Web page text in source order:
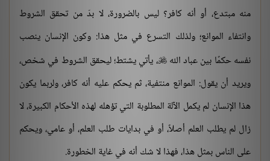
منه مبتدع، أو أنه كافر؟ ليس بالضرورة، لا بدّ من تحقق الشروط
وانتفاء الموانع؛ ولذلك التسرع في مثل هذا: وكون الإنسان ينصب
نفسه حكمًا بين عباد الله، يأتي يشتط؛ ليحقق الشروط في شخص،
ويريد أن يقول: الموانع منتفية، ثم يحكم عليه أنه كافر، ولربما يكون
هذا الإنسان لم يكمل الآلة المطلوبة التي تؤهله لهذه الأحكام الكبيرة، لا
زال لم يطلب العلم أصلاً، أو في بدايات طلب العلم، أو عامي، ويحكم
على الناس بمثل هذا، فهذا لا شك أنه في غاية الخطورة.